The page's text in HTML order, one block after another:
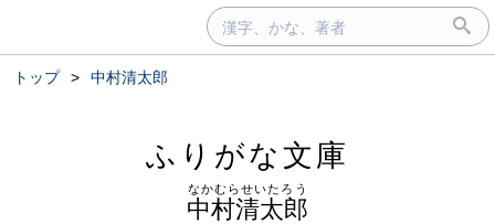
トップ > 中村清太郎
ふりがな文庫
中村清太郎
なかむらせいたろう